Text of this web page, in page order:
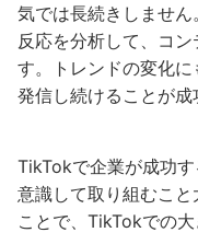
気では長続きしませ
反応を分析して、コ
す。トレンドの変化
発信し続けることが成
TikTokで企業が成功
意識して取り組むこ
ことで、TikTokでの大